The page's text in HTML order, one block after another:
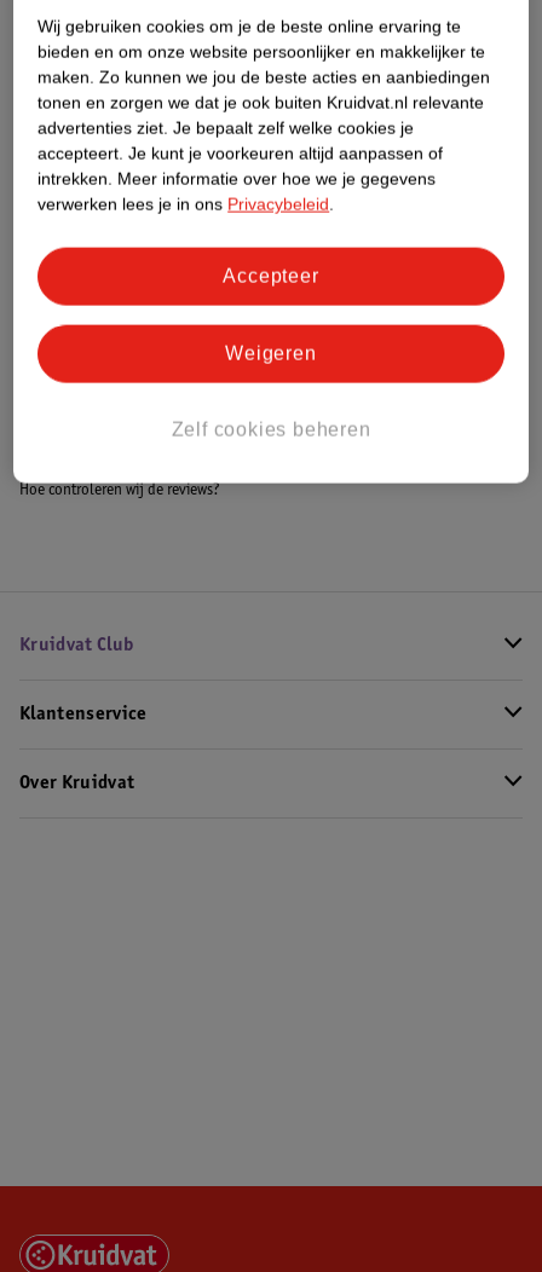
Etiketinformatie
Nature Impact Score
Dit product heeft (nog) geen Nature
Impact Score.
Meer informatie
Bestel & Bezorginformatie
Bekijk ook
Alle Toner
Hoe controleren wij de reviews?
Kruidvat Club
Klantenservice
Over Kruidvat
Wij gebruiken cookies om je de beste online ervaring te
bieden en om onze website persoonlijker en makkelijker te
maken. Zo kunnen we jou de beste acties en aanbiedingen
tonen en zorgen we dat je ook buiten Kruidvat.nl relevante
advertenties ziet. Je bepaalt zelf welke cookies je
accepteert. Je kunt je voorkeuren altijd aanpassen of
intrekken. Meer informatie over hoe we je gegevens
verwerken lees je in ons Privacybeleid.
Zelf cookies beheren
Weigeren
Accepteer